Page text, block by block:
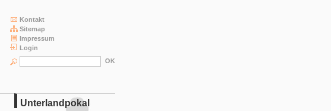
Kontakt
Sitemap
Impressum
Login
Unterlandpokal